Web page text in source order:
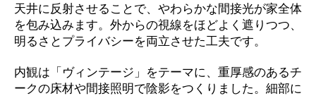
天井に反射させることで、やわらかな間接光が家全体
を包み込みます。外からの視線をほどよく遮りつつ、
明るさとプライバシーを両立させた工夫です。
内観は「ヴィンテージ」をテーマに、重厚感のあるチ
ークの床材や間接照明で陰影をつくりました。細部に